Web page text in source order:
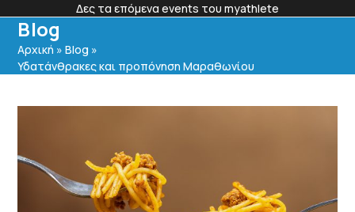
to
content
Δες τα επόμενα events του myathlete
Blog
Αρχική »Blog »
Υδατάνθρακες και προπόνηση Μαραθωνίου